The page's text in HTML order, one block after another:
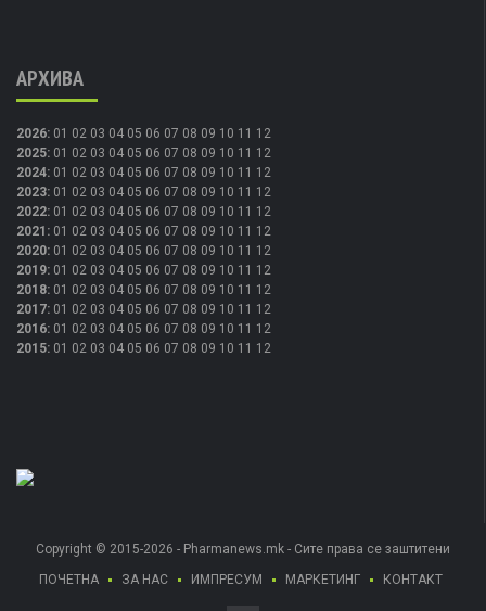
АРХИВА
2026: 01 02 03 04 05 06 07 08 09 10 11 12
2025: 01 02 03 04 05 06 07 08 09 10 11 12
2024: 01 02 03 04 05 06 07 08 09 10 11 12
2023: 01 02 03 04 05 06 07 08 09 10 11 12
2022: 01 02 03 04 05 06 07 08 09 10 11 12
2021 : 01 02 03 04 05 06 07 08 09 10 11 12
2020: 01 02 03 04 05 06 07 08 09 10 11 12
2019: 01 02 03 04 05 06 07 08 09 10 11 12
2018: 01 02 03 04 05 06 07 08 09 10 11 12
2017: 01 02 03 04 05 06 07 08 09 10 11 12
2016: 01 02 03 04 05 06 07 08 09 10 11 12
2015: 01 02 03 04 05 06 07 08 09 10 11 12
Copyright © 2015-2026 - Pharmanews.mk - Сите права се заштитени
ПОЧЕТНА
ЗА НАС ИМПРЕСУМ МАРКЕТИНГ КОНТАКТ